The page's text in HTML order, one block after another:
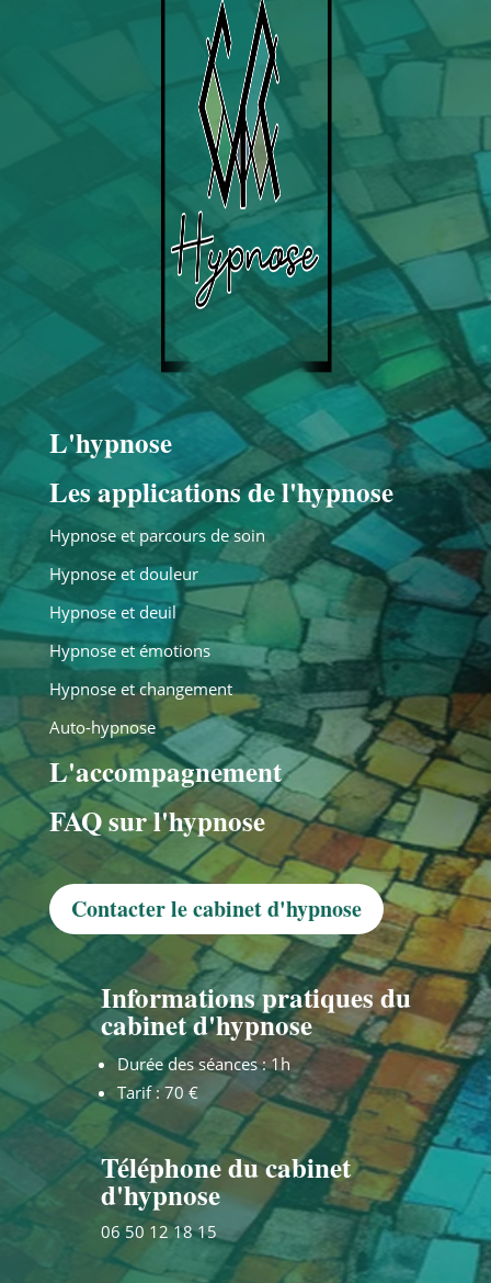
L'hypnose
Les applications de l'hypnose
Hypnose et parcours de soin
Hypnose et douleur
Hypnose et deuil
Hypnose et émotions
Hypnose et changement
Auto-hypnose
L'accompagnement
FAQ sur l'hypnose
Contacter le cabinet d'hypnose
 Informations pratiques du
cabinet d'hypnose
Durée des séances : 1h
Tarif : 70 €
 Téléphone du cabinet
d'hypnose
06 50 12 18 15